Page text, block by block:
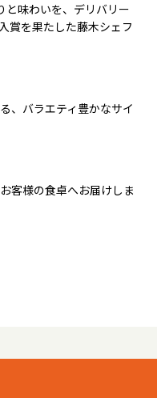
と味わいを、デリバリー
賞を果たした藤木シェフ
、バラエティ豊かなサイ
客様の食卓へお届けしま